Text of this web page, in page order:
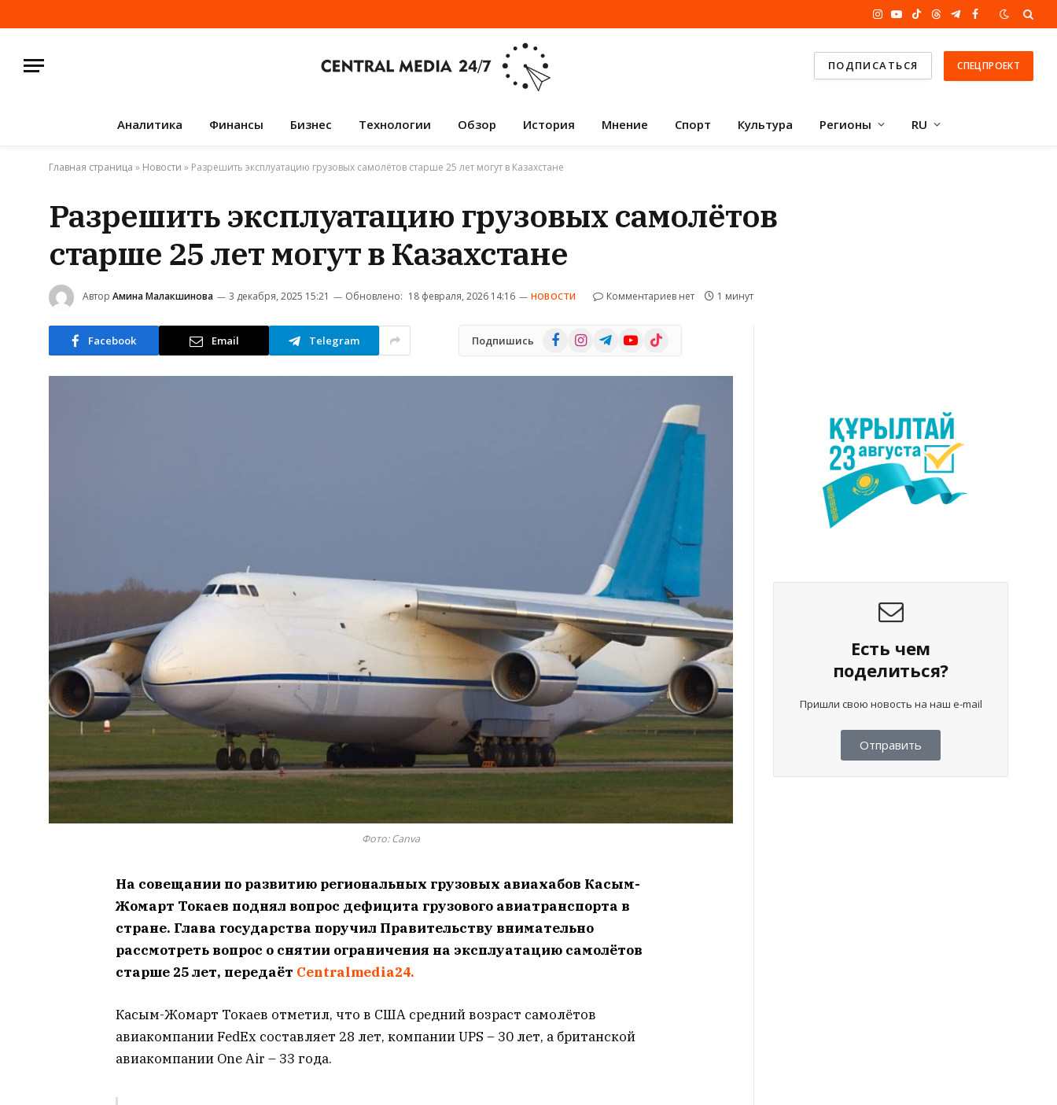
Instagram
YouTube
TikTokThreadsTelegram
Facebook
ПОДПИСАТЬСЯ СПЕЦПРОЕКТ
Аналитика Финансы Бизнес Технологии Обзор История Мнение Спорт Культура Регионы RU
Главная страница » Новости » Разрешить эксплуатацию грузовых самолётов старше 25 лет могут в Казахстане
Разрешить эксплуатацию грузовых самолётов
старше 25 лет могут в Казахстане
Автор Амина Малакшинова 3 декабря, 2025 15:21 Обновлено: 18 февраля, 2026 14:16 НОВОСТИ Комментариев нет 1 минут
Facebook Email Telegram Подпишись FacebookInstagramTelegramYouTube
TikTok
Фото: Canva
На совещании по развитию региональных грузовых авиахабов Касым-
Жомарт Токаев поднял вопрос дефицита грузового авиатранспорта в
стране. Глава государства поручил Правительству внимательно
рассмотреть вопрос о снятии ограничения на эксплуатацию самолётов
старше 25 лет, передаёт Сentralmedia24.
Касым-Жомарт Токаев отметил, что в США средний возраст самолётов
авиакомпании FedEx составляет 28 лет, компании UPS – 30 лет, а британской
авиакомпании One Air – 33 года.
Есть чем
поделиться?
Пришли свою новость на наш e-mail
Отправить